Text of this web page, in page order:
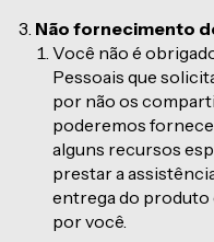
Não fornecimento
Você não é
Pessoais que
por não os
poderemos
alguns recursos
prestar a
entrega do
por você.